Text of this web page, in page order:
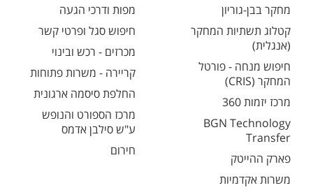
מחקר בבן-גוריון
קטלוג תשתיות המחקר
(אנגלית)
חיפוש מנחה - פורטל
המחקר (CRIS)
מרכז יזמות 360
BGN Technology
Transfer
פארק ההייטק
משרות אקדמיות
מפות ודרכי הגעה
חיפוש סגל ופרטי קשר
מכרזים - רכש ובינוי
קריירה - משרות פתוחות
החלפת סיסמה ארגונית
מרכז הספורט והנופש
ע"ש סילבן אדמס
חירום